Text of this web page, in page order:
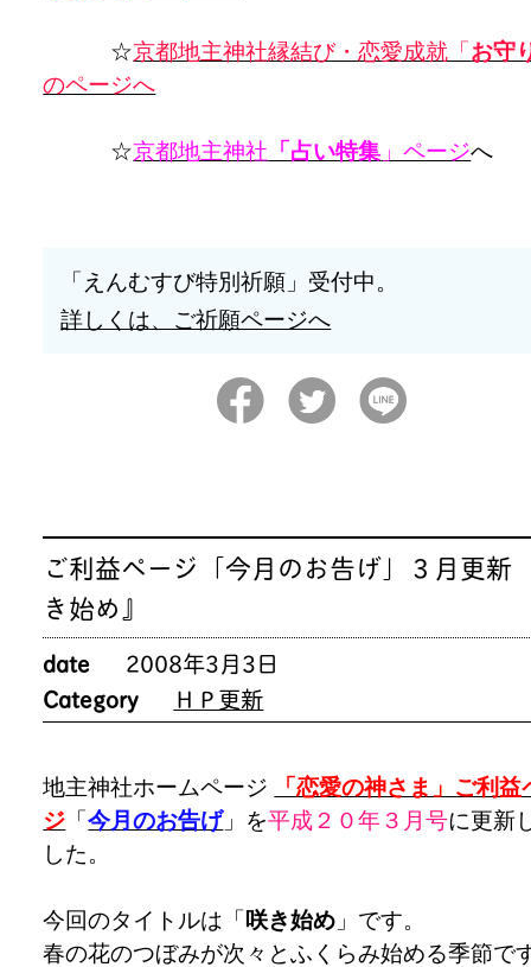
☆京都地主神社縁結び・恋愛成就「お守
のページへ
☆京都地主神社 「占い特集 」ページへ
「えんむすび特別祈願」受付中。
詳しくは、ご祈願ページへ
ご利益ページ「今月のお告げ」３月更新
き始め』
date
2008年3月3日
Category
ＨＰ更新
地主神社ホームページ
「恋愛の神さま」ご利益
ジ 「今月のお告げ」を平成２０年３ 月号に更新
した。
今回のタイトルは「咲き始め 」です。
春の花のつぼみが次々とふくらみ始める季節で